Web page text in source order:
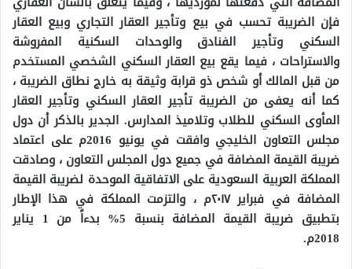
فإن الضريبة تحسب في بيع وتأجير العقار التجاري وبيع العقار
السكني وتأجير الفنادق والوحدات السكنية المفروشة
والاستراحات ، فيما يقع بيع العقار السكني الشخصي المستخدم
من قبل المالك أو شخص ذو قرابة وثيقة به خارج نطاق الضريبة ،
كما أنه يعفى من الضريبة تأجير العقار السكني وتأجير العقار
المأوى السكني للطلاب وتلاميذ المدارس. الجدير بالذكر أن دول
مجلس التعاون الخليجي وافقت في يونيو 2016م على اعتماد
ضريبة القيمة المضافة في جميع دول المجلس التعاون ، وصادقت
المملكة العربية السعودية على الاتفاقية الموحدة لضريبة القيمة
المضافة في فبراير ٢٠١٧م ، والتزمت المملكة في هذا الإطار
بتطبيق ضريبة القيمة المضافة بنسبة 5% بدءاً من 1 يناير
2018م.